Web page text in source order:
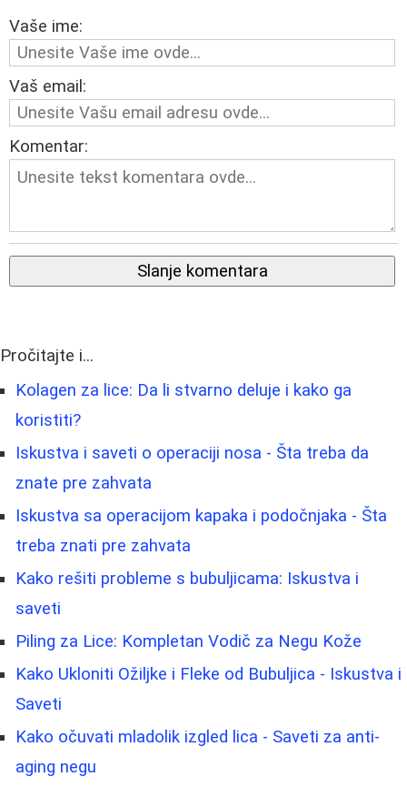
Vaše ime:
Vaš email:
Komentar:
Slanje komentara
Pročitajte i...
Kolagen za lice: Da li stvarno deluje i kako ga
koristiti?
Iskustva i saveti o operaciji nosa - Šta treba da
znate pre zahvata
Iskustva sa operacijom kapaka i podočnjaka - Šta
treba znati pre zahvata
Kako rešiti probleme s bubuljicama: Iskustva i
saveti
Piling za Lice: Kompletan Vodič za Negu Kože
Kako Ukloniti Ožiljke i Fleke od Bubuljica - Iskustva i
Saveti
Kako očuvati mladolik izgled lica - Saveti za anti-
aging negu